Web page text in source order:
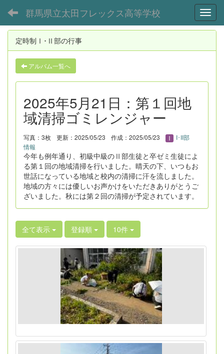
群馬県立太田フレックス高等学校
定時制Ⅰ･Ⅱ部の行事
アルバム一覧へ
2025年5月21日：第１回地
域清掃ゴミレンジャー
写真：3枚 更新：2025/05/23 作成：2025/05/23
I･II部
情報
今年も例年通り、初級中級のⅡ部生徒と卒ゼミ生徒によ
る第１回の地域清掃を行いました。晴天の下、いつもお
世話になっている地域と校内の清掃に汗を流しました。
地域の方々には優しいお声かけをいただきありがとうご
ざいました。秋には第２回の清掃が予定されています。
全て表示 登録順 10件